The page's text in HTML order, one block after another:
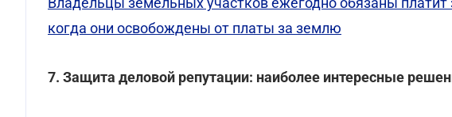
когда они освобождены от платы за землю
7. Защита деловой репутации: наиболее интересные